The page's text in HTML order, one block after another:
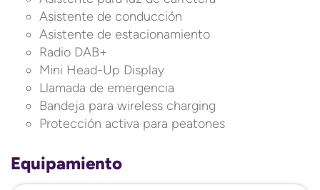
Asistente de conducción
Asistente de estacionamiento
Radio DAB+
Mini Head-Up Display
Llamada de emergencia
Bandeja para wireless charging
Protección activa para peatones
Equipamiento